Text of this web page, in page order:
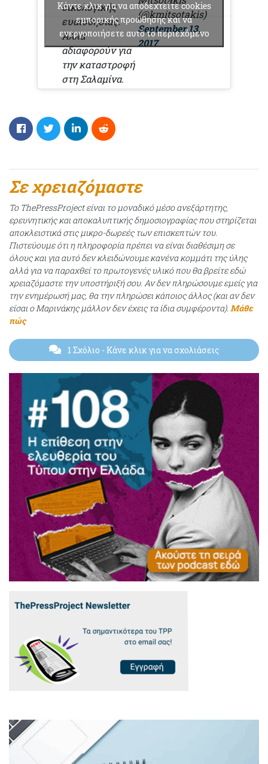
οικολογικής
ευαισθησίας.
Αλλά
αδιαφορούν για
την καταστροφή
στη Σαλαμίνα.
(@kmitsotakis)
September 13,
2017
Κάντε κλικ για να αποδεχτείτε cookies
εμπορικής προώθησης και να
ενεργοποιήσετε αυτό το περιεχόμενο
Σε χρειαζόμαστε
Το ThePressProject είναι το μοναδικό μέσο ανεξάρτητης,
ερευνητικής και αποκαλυπτικής δημοσιογραφίας που στηρίζεται
αποκλειστικά στις μικρο-δωρεές των επισκεπτών του.
Πιστεύουμε ότι η πληροφορία πρέπει να είναι διαθέσιμη σε
όλους και για αυτό δεν κλειδώνουμε κανένα κομμάτι της ύλης
αλλά για να παραχθεί το πρωτογενές υλικό που θα βρείτε εδώ
χρειαζόμαστε την υποστήριξή σου. Αν δεν πληρώσουμε εμείς για
την ενημέρωσή μας, θα την πληρώσει κάποιος άλλος (και αν δεν
είσαι ο Μαρινάκης μάλλον δεν έχεις τα ίδια συμφέροντα). Μάθε
πώς
1 Σχόλιο - Κάνε κλικ για να σχολιάσεις